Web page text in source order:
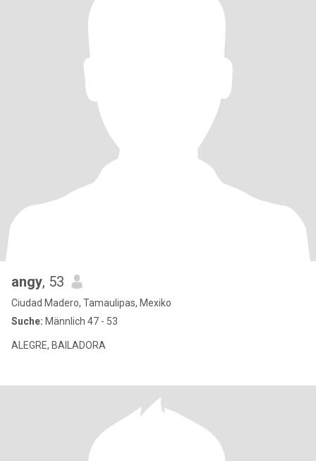
angy, 53
Ciudad Madero, Tamaulipas, Mexiko
Suche: Männlich 47 - 53
ALEGRE, BAILADORA